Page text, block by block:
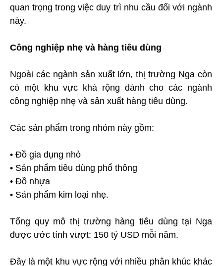
quan trọng trong việc duy trì nhu cầu đối với ngành
này.
Công nghiệp nhẹ và hàng tiêu dùng
Ngoài các ngành sản xuất lớn, thị trường Nga còn
có một khu vực khá rộng dành cho các ngành
công nghiệp nhẹ và sản xuất hàng tiêu dùng.
Các sản phẩm trong nhóm này gồm:
• Đồ gia dụng nhỏ
• Sản phẩm tiêu dùng phổ thông
• Đồ nhựa
• Sản phẩm kim loại nhẹ.
Tổng quy mô thị trường hàng tiêu dùng tại Nga
được ước tính vượt: 150 tỷ USD mỗi năm.
Đây là một khu vực rộng với nhiều phân khúc khác